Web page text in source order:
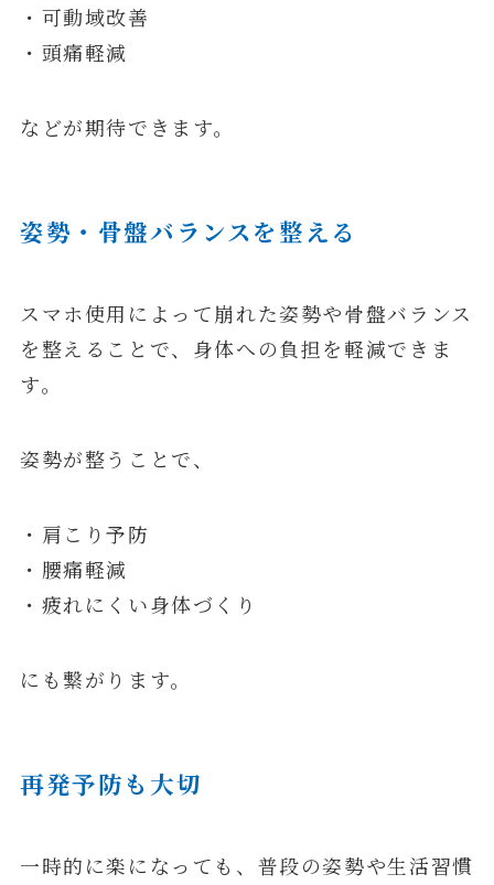
・可動域改善
・頭痛軽減
などが期待できます。
姿勢・骨盤バランスを整える
スマホ使用によって崩れた姿勢や骨盤バランス
を整えることで、身体への負担を軽減できま
す。
姿勢が整うことで、
・肩こり予防
・腰痛軽減
・疲れにくい身体づくり
にも繋がります。
再発予防も大切
一時的に楽になっても、普段の姿勢や生活習慣